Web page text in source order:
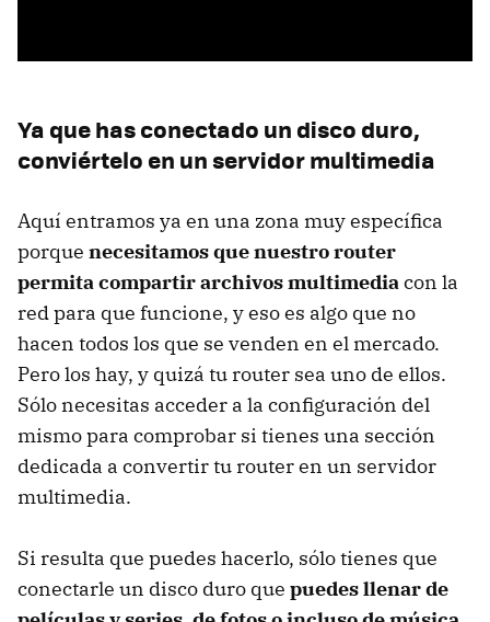
Ya que has conectado un disco duro,
conviértelo en un servidor multimedia
Aquí entramos ya en una zona muy específica
porque necesitamos que nuestro router
permita compartir archivos multimediacon la
red para que funcione, y eso es algo que no
hacen todos los que se venden en el mercado.
Pero los hay, y quizá tu router sea uno de ellos.
Sólo necesitas acceder a la configuración del
mismo para comprobar si tienes una sección
dedicada a convertir tu router en un servidor
multimedia.
Si resulta que puedes hacerlo, sólo tienes que
conectarle un disco duro que puedes llenar de